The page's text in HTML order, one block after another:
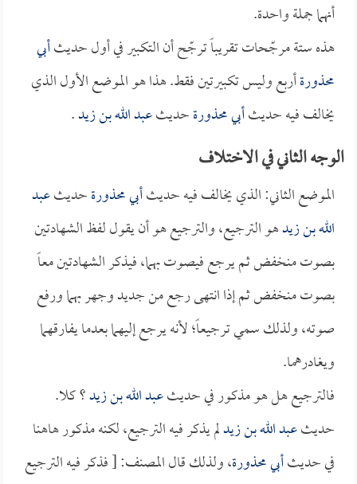
أنهما جملة واحدة.
هذه ستة مرجّحات تقريباً ترجّح أن التكبير في أول حديثأبي
محذورةأربع وليس تكبيرتين فقط. هذا هو الموضع الأول الذي
يخالف فيه حديثأبي محذورةحديثعبد الله بن زيد.
الوجه الثاني في الاختلاف
الموضع الثاني: الذي يخالف فيه حديثأبي محذورةحديثعبد
الله بن زيدهو الترجيع، والترجيع هو أن يقول لفظ الشهادتين
بصوت منخفض ثم يرجع فيصوت بهما، فيذكر الشهادتين معاً
بصوت منخفض ثم إذا انتهى رجع من جديد وجهر بهما ورفع
صوته، ولذلك سمي ترجيعاً؛ لأنه يرجع إليهما بعدما يفارقهما
ويغادرهما.
فالترجيع هل هو مذكور في حديثعبد الله بن زيد؟ كلا.
حديثعبد الله بن زيدلم يذكر فيه الترجيع، لكنه مذكور هاهنا
في حديثأبي محذورة، ولذلك قال المصنف: [ فذكر فيه الترجيع